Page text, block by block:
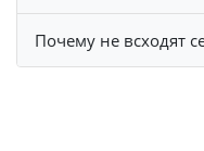
Почему не всходят